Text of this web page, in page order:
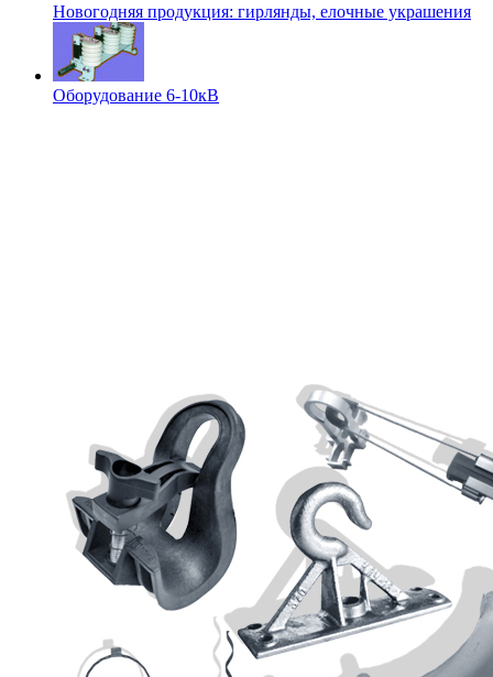
Новогодняя продукция: гирлянды, елочные украшения
Оборудование 6-10кВ